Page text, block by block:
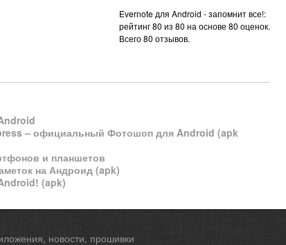
Evernote для Android - запомнит все!:
рейтинг80 из 80 на основе 80 оценок.
Всего80 отзывов.
– официальный Фотошоп для Android (apk
и планшетов
на Андроид (apk)
(apk)
новости, прошивки